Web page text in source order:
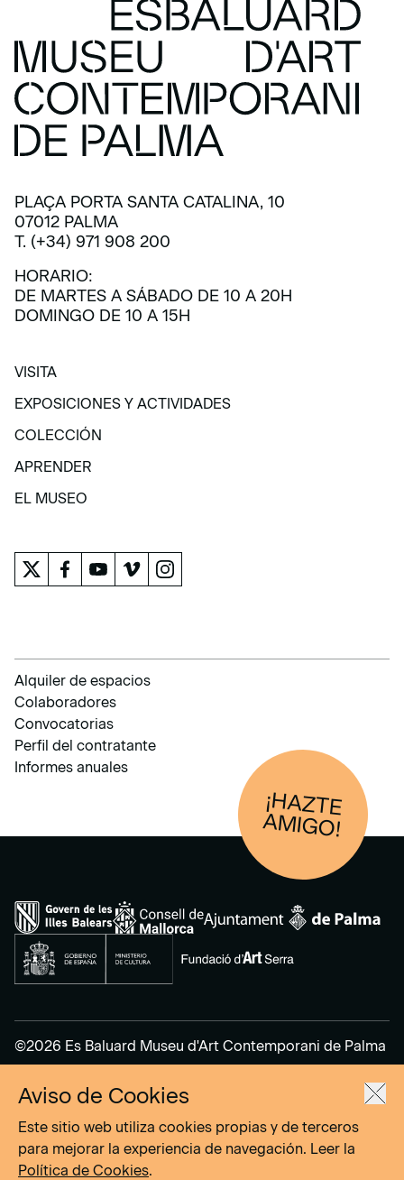
PLAÇA PORTA SANTA CATALINA, 10
07012 PALMA
T. (+34) 971 908 200
HORARIO:
DE MARTES A SÁBADO DE 10 A 20H
DOMINGO DE 10 A 15H
VISITA
VISITA
EXPOSICIONES Y ACTIVIDADES
EXPOSICIONES Y ACTIVIDADES
COLECCIÓN
COLECCIÓN
APRENDER
APRENDER
EL MUSEO
Alquiler de espacios
Colaboradores
Convocatorias
Perfil del contratante
Informes anuales
¡HAZTE
AM
IGO!
©2026 Es Baluard Museu d'Art Contemporani de Palma
Aviso Legal
Política de Privacidad
Política de cookies
Aviso de Cookies
Este sitio web utiliza cookies propias y de terceros
para mejorar la experiencia de navegación. Leer la
Política de Cookies.